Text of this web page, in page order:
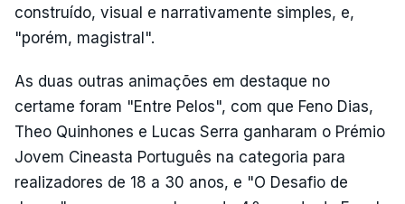
construído, visual e narrativamente simples, e,
"porém, magistral".
As duas outras animações em destaque no
certame foram "Entre Pelos", com que Feno Dias,
Theo Quinhones e Lucas Serra ganharam o Prémio
Jovem Cineasta Português na categoria para
realizadores de 18 a 30 anos, e "O Desafio de